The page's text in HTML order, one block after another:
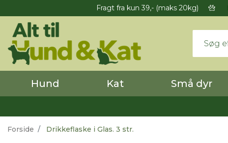
Fragt fra kun 39,- (maks 20kg)
Hund Kat Små dyr
Forside Drikkeflaske i Glas. 3 str.